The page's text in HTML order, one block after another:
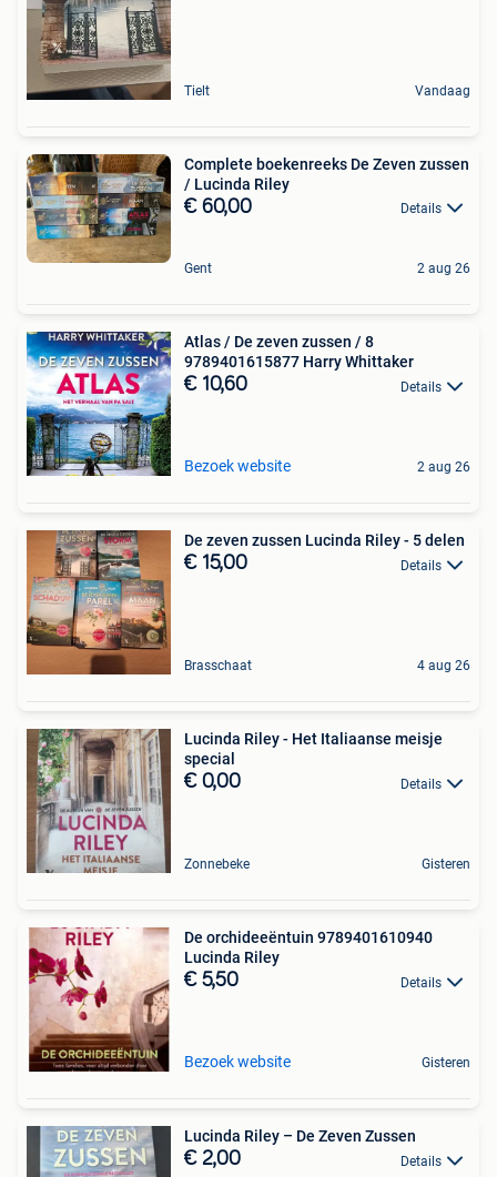
Tielt Vandaag
Complete boekenreeks De Zeven zussen
/ Lucinda Riley
€ 60,00 Details
Gent 2 aug 26
Atlas / De zeven zussen / 8
9789401615877 Harry Whittaker
€ 10,60 Details
Bezoek website 2 aug 26
De zeven zussen Lucinda Riley - 5 delen
€ 15,00 Details
Brasschaat 4 aug 26
Lucinda Riley - Het Italiaanse meisje
special
€ 0,00 Details
Zonnebeke Gisteren
De orchideeëntuin 9789401610940
Lucinda Riley
€ 5,50 Details
Bezoek website Gisteren
Lucinda Riley – De Zeven Zussen
€ 2,00 Details